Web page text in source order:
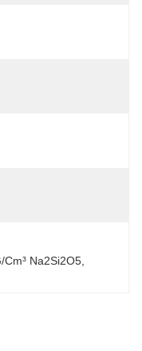
cm³ Na2Si2O5